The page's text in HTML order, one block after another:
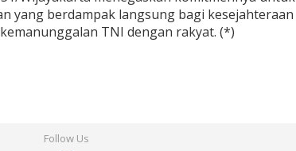
yang berdampak langsung bagi kesejahteraan
TNI dengan rakyat. (*)
Follow Us